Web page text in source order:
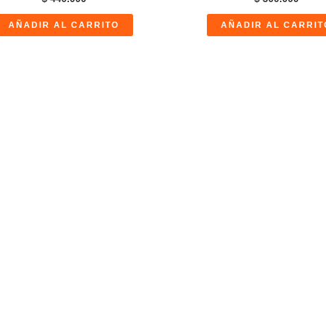
AÑADIR AL CARRITO AÑADIR AL